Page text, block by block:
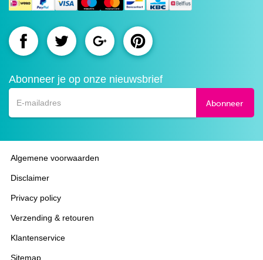
Route.nl
Facebook
Route.nlRoute.nlRoute.nl
Abonneer je op onze nieuwsbrief
Abonneer
Algemene voorwaarden
Disclaimer
Privacy policy
Verzending & retouren
Klantenservice
Sitemap